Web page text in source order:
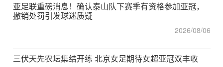
亚足联重磅消息！确认泰山队下赛季有资格参加亚冠，
撤销处罚引发球迷质疑
2026/08/06
三伏天先农坛集结开练 北京女足期待女超亚冠双丰收